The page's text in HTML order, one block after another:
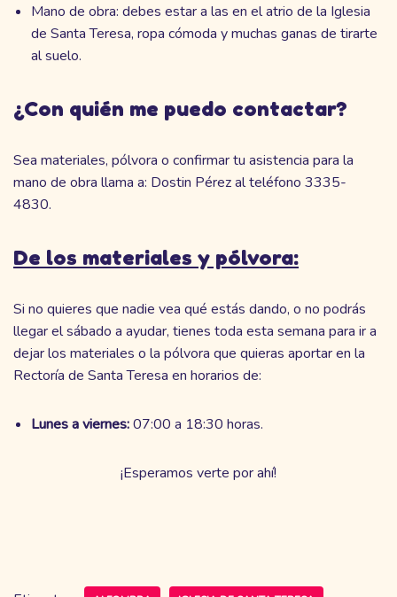
Mano de obra: debes estar a las en el atrio de la Iglesia
de Santa Teresa, ropa cómoda y muchas ganas de tirarte
al suelo.
¿Con quién me puedo contactar?
Sea materiales, pólvora o confirmar tu asistencia para la
mano de obra llama a: Dostin Pérez al teléfono 3335-
4830.
De los materiales y pólvora:
Si no quieres que nadie vea qué estás dando, o no podrás
llegar el sábado a ayudar, tienes toda esta semana para ir a
dejar los materiales o la pólvora que quieras aportar en la
Rectoría de Santa Teresa en horarios de:
Lunes a viernes:07:00 a 18:30 horas.
¡Esperamos verte por ahí!